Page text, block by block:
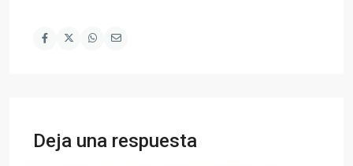
Deja una respuesta